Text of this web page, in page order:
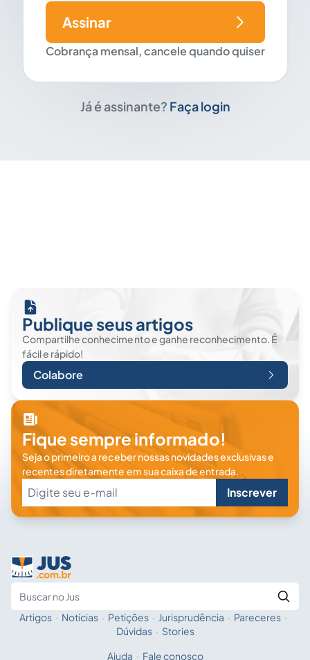
Cobrança mensal, cancele quando quiser
Assinar
Já é assinante? Faça login
Publique seus artigos
Compartilhe conhecimento e ganhe reconhecimento. É
fácil e rápido!
Colabore
Fique sempre informado!
Seja o primeiro a receber nossas novidades exclusivas e
recentes diretamente em sua caixa de entrada.
Inscrever
Fale com a IA
Artigos · Notícias · Petições · Jurisprudência · Pareceres ·
Dúvidas · Stories
Ajuda · Fale conosco